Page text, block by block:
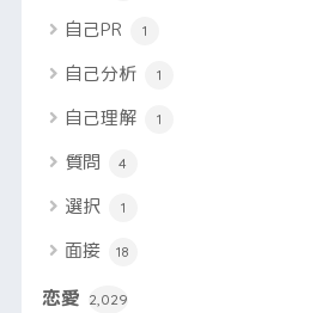
自己PR 1
自己分析 1
自己理解 1
質問 4
選択 1
面接 18
恋愛 2,029